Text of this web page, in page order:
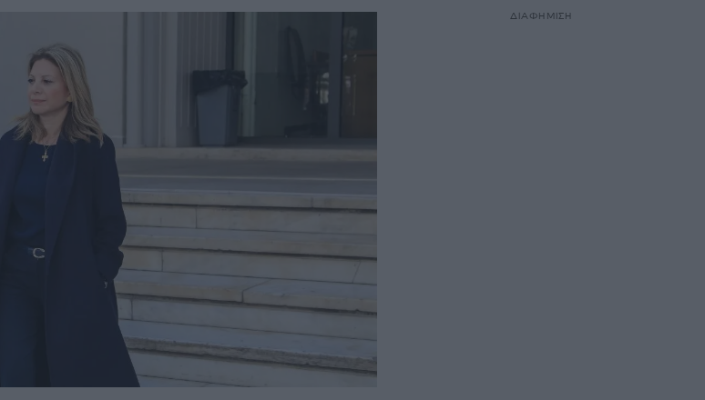
ΔΙΑΦΗΜΙΣΗ